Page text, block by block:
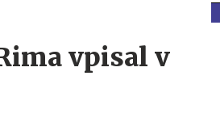
vpisal v